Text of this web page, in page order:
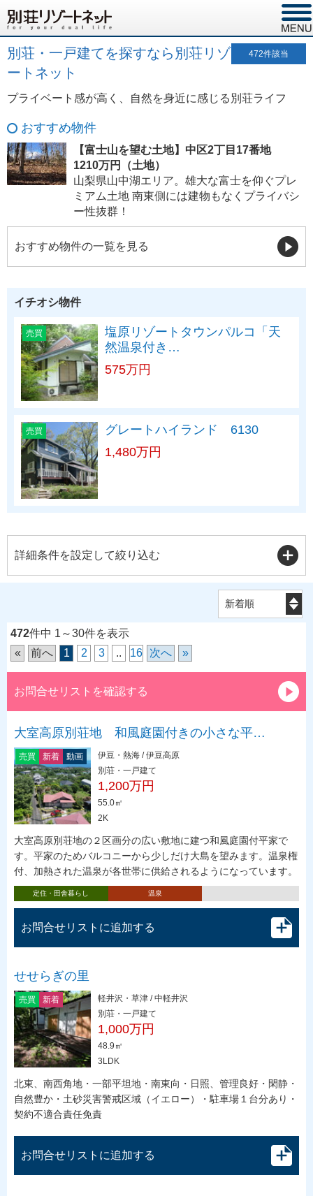
別荘・一戸建てを探すなら別荘リゾ
ートネット
472件該当
プライベート感が高く、自然を身近に感じる別荘ライフ
おすすめ物件
【富士山を望む土地】中区2丁目17番地
1210万円（土地）
山梨県山中湖エリア。雄大な富士を仰ぐプレ
ミアム土地 南東側には建物もなくプライバシ
ー性抜群！
おすすめ物件の一覧を見る
イチオシ物件
売買
塩原リゾートタウンパルコ「天
然温泉付き…
575万円
売買
グレートハイランド 6130
1,480万円
詳細条件を設定して絞り込む
472件中 1～30件を表示
«
前へ 1 2 3 .. 16 次へ »
お問合せリストを確認する
大室高原別荘地 和風庭園付きの小さな平…
売買 新着 動画
伊豆・熱海 / 伊豆高原
別荘・一戸建て
1,200万円
55.0㎡
2K
大室高原別荘地の２区画分の広い敷地に建つ和風庭園付平家で
す。平家のためバルコニーから少しだけ大島を望みます。温泉権
付、加熱された温泉が各世帯に供給されるようになっています。
定住・田舎暮らし 温泉
お問合せリストに追加する
せせらぎの里
売買 新着
軽井沢・草津 / 中軽井沢
別荘・一戸建て
1,000万円
48.9㎡
3LDK
北東、南西角地・一部平坦地・南東向・日照、管理良好・閑静・
自然豊か・土砂災害警戒区域（イエロー）・駐車場１台分あり・
契約不適合責任免責
お問合せリストに追加する